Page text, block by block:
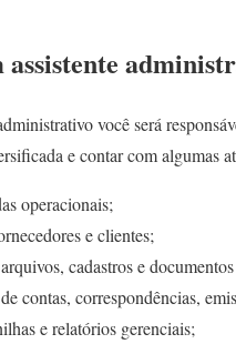
assistente
você será
e contar com algumas
operacionais;
e clientes;
cadastros e
contas, correspondências,
e relatórios gerenciais;